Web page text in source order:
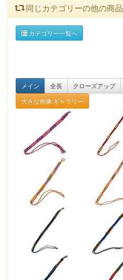
同じカテゴリーの他の商品
カテゴリー一覧へ
メイン 全長 クローズアップ
大きな画像:ギャラリー